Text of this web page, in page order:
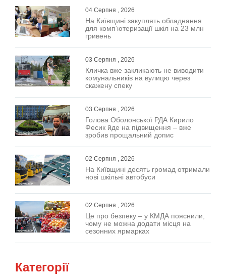
04 Серпня , 2026
На Київщині закуплять обладнання
для комп’ютеризації шкіл на 23 млн
гривень
03 Серпня , 2026
Кличка вже закликають не виводити
комунальників на вулицю через
скажену спеку
03 Серпня , 2026
Голова Оболонської РДА Кирило
Фесик йде на підвищення – вже
зробив прощальний допис
02 Серпня , 2026
На Київщині десять громад отримали
нові шкільні автобуси
02 Серпня , 2026
Це про безпеку – у КМДА пояснили,
чому не можна додати місця на
сезонних ярмарках
Категорії